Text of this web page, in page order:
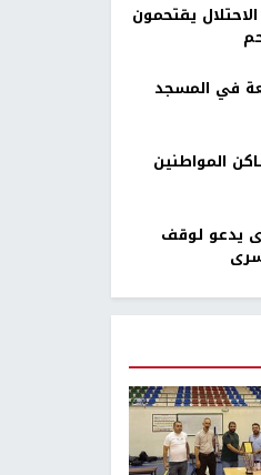
يقتحمون
في المسجد
المواطنين
يدعو لوقف